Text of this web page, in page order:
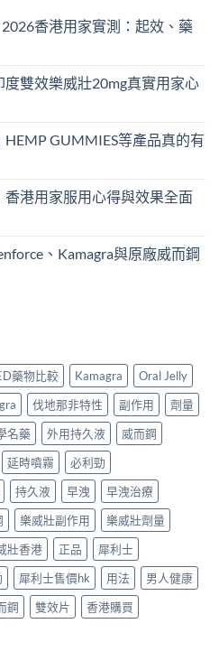
香港用家實測：起效、藥
雙效樂威壯20mg真實用家心
GUMMIES等產品真的有
港用家服用心得與效果全面
、Kamagra與原廠威而鋼
藥物比較 Kamagra
Oral Jelly
伐地那非特性 副作用
劑量
名藥 外用持久液
威而鋼
延時噴霧
必利勁
持久液 早洩
早洩治療
樂威壯副作用
樂威壯劑量
壯香港 正品
犀利士
犀利士售價hk 用法
男人健康
鋼 雙效片 香港購買